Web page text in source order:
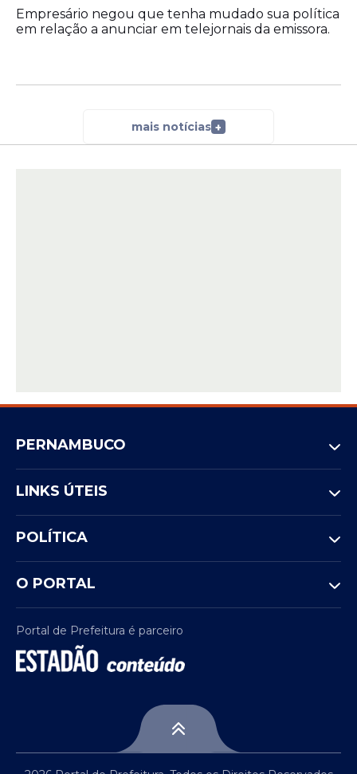
Empresário negou que tenha mudado sua política
em relação a anunciar em telejornais da emissora.
mais notícias +
PERNAMBUCO
LINKS ÚTEIS
POLÍTICA
O PORTAL
Portal de Prefeitura é parceiro